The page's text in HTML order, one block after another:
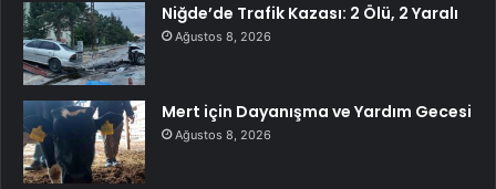
Niğde’de Trafik Kazası: 2 Ölü, 2 Yaralı
Ağustos 8, 2026
Mert için Dayanışma ve Yardım Gecesi
Ağustos 8, 2026